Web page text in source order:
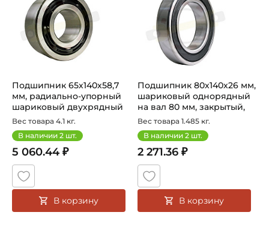
Подшипник 65х140х58,7
мм, радиально-упорный
шариковый двухрядный
на вал...
Вес товара 4.1 кг.
В наличии 2 шт.
5 060.44 ₽
В корзину
Подшипник 80х140х26 мм,
шариковый однорядный
на вал 80 мм, закрытый,
ув...
Вес товара 1.485 кг.
В наличии 2 шт.
2 271.36 ₽
В корзину